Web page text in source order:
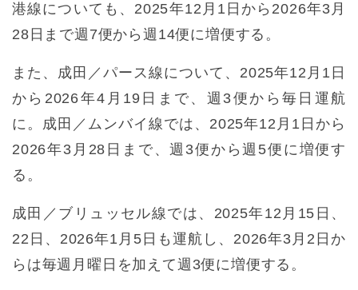
港線についても、2025年12月1日から2026年3月
28日まで週7便から週14便に増便する。
また、成田／パース線について、2025年12月1日
から2026年4月19日まで、週3便から毎日運航
に。成田／ムンバイ線では、2025年12月1日から
2026年3月28日まで、週3便から週5便に増便す
る。
成田／ブリュッセル線では、2025年12月15日、
22日、2026年1月5日も運航し、2026年3月2日か
らは毎週月曜日を加えて週3便に増便する。